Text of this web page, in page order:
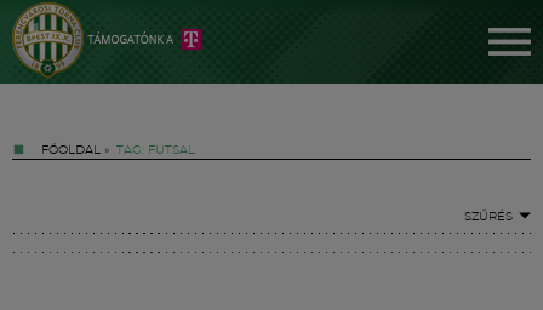
FŐOLDAL » TAG: FUTSAL
SZŰRÉS